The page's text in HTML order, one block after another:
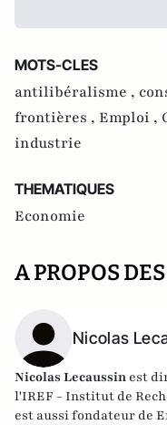
MOTS-CLES
antilibéralisme ,
frontières , Emploi ,
industrie
THEMATIQUES
Economie
A PROPOS
Nicolas
Nicolas Lecaussin est
l'IREF - Institut de
est aussi fondateur de